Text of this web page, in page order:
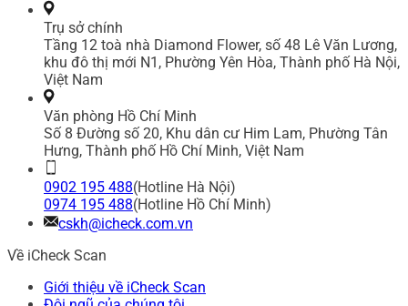
Trụ sở chính
Tầng 12 toà nhà Diamond Flower, số 48 Lê Văn Lương,
khu đô thị mới N1, Phường Yên Hòa, Thành phố Hà Nội,
Việt Nam
Văn phòng Hồ Chí Minh
Số 8 Đường số 20, Khu dân cư Him Lam, Phường Tân
Hưng, Thành phố Hồ Chí Minh, Việt Nam
0902 195 488(Hotline Hà Nội)
0974 195 488(Hotline Hồ Chí Minh)
cskh@icheck.com.vn
Về iCheck Scan
Giới thiệu về iCheck Scan